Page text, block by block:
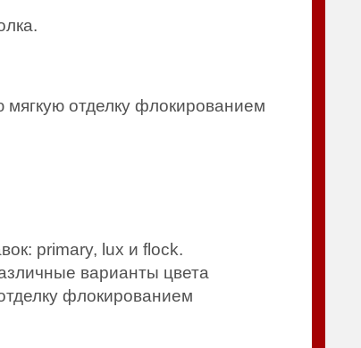
отделку флокированием
primary, lux и flock.
варианты цвета
флокированием